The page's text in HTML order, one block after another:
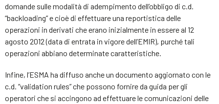
domande sulle modalità di adempimento dell’obbligo di c.d.
“backloading” e cioè di effettuare una reportistica delle
operazioni in derivati che erano inizialmente in essere al 12
agosto 2012 (data di entrata in vigore dell’EMIR), purché tali
operazioni abbiano determinate caratteristiche.
Infine, l’ESMA ha diffuso anche un documento aggiornato con le
c.d. “validation rules” che possono fornire da guida per gli
operatori che si accingono ad effettuare le comunicazioni delle